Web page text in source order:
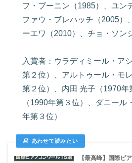
フ・ブーニン（1985）、ユン
ファウ・ブレハッチ（2005）
ーエワ（2010）、チョ・ソン
入賞者：ウラディミール・ア
第２位）、アルトゥール・モ
第２位）、内田 光子（1970年
（1990年第３位）、ダニー
年第３位）
【最高峰】国際ピ